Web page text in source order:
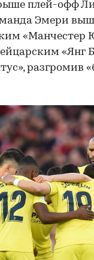
плей-офф
Эмери
«Манчестер
«Янг
разгромив